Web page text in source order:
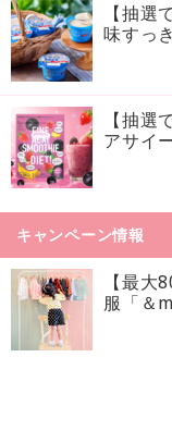
【抽
味すっ
【抽
アサイ
キャンペーン情報
【最
服「＆